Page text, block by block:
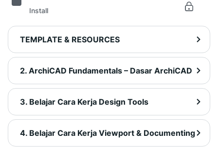
Install
TEMPLATE & RESOURCES
2. ArchiCAD Fundamentals – Dasar ArchiCAD
3. Belajar Cara Kerja Design Tools
4. Belajar Cara Kerja Viewport & Documenting